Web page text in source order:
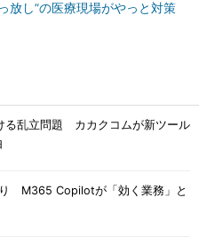
放し”の医療現場がやっと対策
る乱立問題 カカクコムが新ツール
M365 Copilotが「効く業務」と